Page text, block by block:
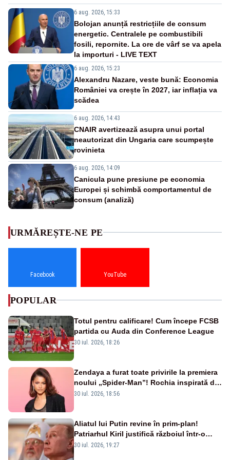
6 aug. 2026, 15:33
Bolojan anunță restricțiile de consum
energetic. Centralele pe combustibili
fosili, repornite. La ore de vârf se va apela
la importuri - LIVE TEXT
6 aug. 2026, 15:23
Alexandru Nazare, veste bună: Economia
României va crește în 2027, iar inflația va
scădea
6 aug. 2026, 14:43
CNAIR avertizează asupra unui portal
neautorizat din Ungaria care scumpește
rovinieta
6 aug. 2026, 14:09
Canicula pune presiune pe economia
Europei și schimbă comportamentul de
consum (analiză)
URMĂREȘTE-NE PE
Facebook YouTube
POPULAR
Totul pentru calificare! Cum începe FCSB
partida cu Auda din Conference League
30 iul. 2026, 18:26
Zendaya a furat toate privirile la premiera
noului „Spider-Man”! Rochia inspirată de
pânza de păianjen a făcut senzație
30 iul. 2026, 18:56
Aliatul lui Putin revine în prim-plan!
Patriarhul Kiril justifică războiul într-o
nouă carte
30 iul. 2026, 19:27